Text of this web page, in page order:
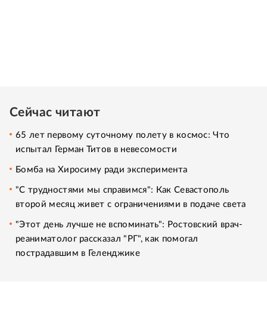
Сейчас читают
65 лет первому суточному полету в космос: Что
испытал Герман Титов в невесомости
Бомба на Хиросиму ради эксперимента
"С трудностями мы справимся": Как Севастополь
второй месяц живет с ограничениями в подаче света
"Этот день лучше не вспоминать": Ростовский врач-
реаниматолог рассказал "РГ", как помогал
пострадавшим в Геленджике